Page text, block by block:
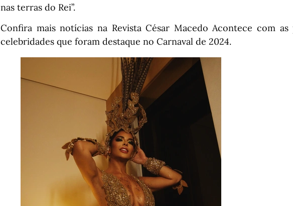
nas terras do Rei”.
Confira mais notícias na Revista César Macedo Acontece com as
celebridades que foram destaque no Carnaval de 2024.